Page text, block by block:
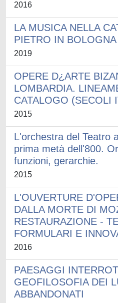
2016
LA MUSICA NELLA
PIETRO IN
2019
OPERE D¿ARTE
LOMBARDIA.
CATALOGO (SECOLI
2015
L'orchestra del Teatro
prima metà dell'800.
funzioni, gerarchie.
2015
L'OUVERTURE
DALLA MORTE DI
RESTAURAZIONE -
FORMULARI E
2016
PAESAGGI
GEOFILOSOFIA DEI
ABBANDONATI